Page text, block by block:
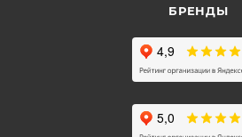
БРЕНДЫ